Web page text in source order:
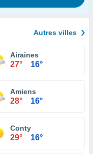
Autres villes
Airaines
27° 16°
Amiens
28° 16°
Conty
29° 16°